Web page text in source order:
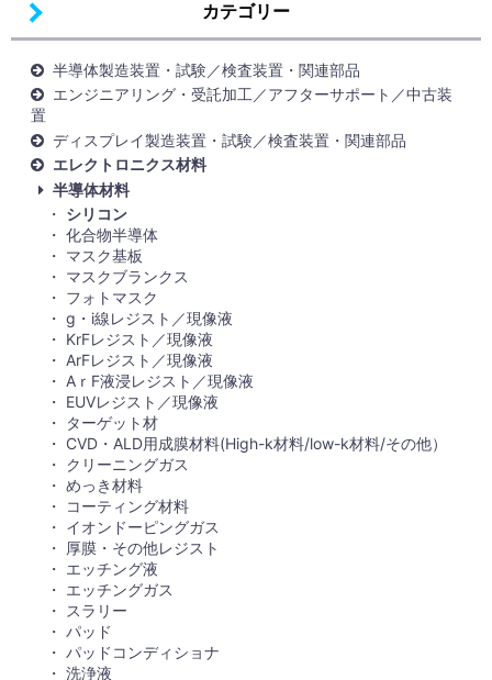
カテゴリー
半導体製造装置・試験／検査装置・関連部品
エンジニアリング・受託加工／アフターサポート／中古装
置
ディスプレイ製造装置・試験／検査装置・関連部品
エレクトロニクス材料
半導体材料
シリコン
化合物半導体
マスク基板
マスクブランクス
フォトマスク
g・i線レジスト／現像液
KrFレジスト／現像液
ArFレジスト／現像液
AｒF液浸レジスト／現像液
EUVレジスト／現像液
ターゲット材
CVD・ALD用成膜材料(High-k材料/low-k材料/その他）
クリーニングガス
めっき材料
コーティング材料
イオンドーピングガス
厚膜・その他レジスト
エッチング液
エッチングガス
スラリー
パッド
パッドコンディショナ
洗浄液